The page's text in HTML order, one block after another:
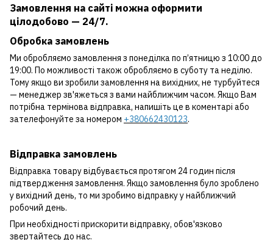
Замовлення на сайті можна оформити
цілодобово — 24/7.
Обробка замовлень
Ми обробляємо замовлення з понеділка по п’ятницю з 10:00 до
19:00. По можливості також обробляємо в суботу та неділю.
Тому якщо ви зробили замовлення на вихідних, не турбуйтеся
— менеджер зв'яжеться з вами найближчим часом. Якщо Вам
потрібна термінова відправка, напишіть це в коментарі або
зателефонуйте за номером +380662430123.
Відправка замовлень
Відправка товару відбувається протягом 24 годин після
підтвердження замовлення. Якщо замовлення було зроблено
у вихідний день, то ми зробимо відправку у найближчий
робочий день.
При необхідності прискорити відправку, обов'язково
звертайтесь до нас.